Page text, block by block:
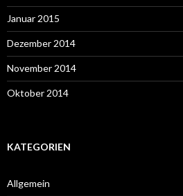
Januar 2015
Dezember 2014
November 2014
Oktober 2014
KATEGORIEN
Allgemein